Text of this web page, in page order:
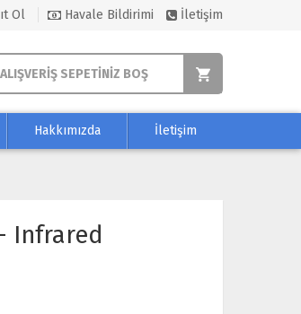
Ol Havale Bildirimi İletişim
ALIŞVERİŞ SEPETİNİZ BOŞ
Hakkımızda İletişim
Infrared